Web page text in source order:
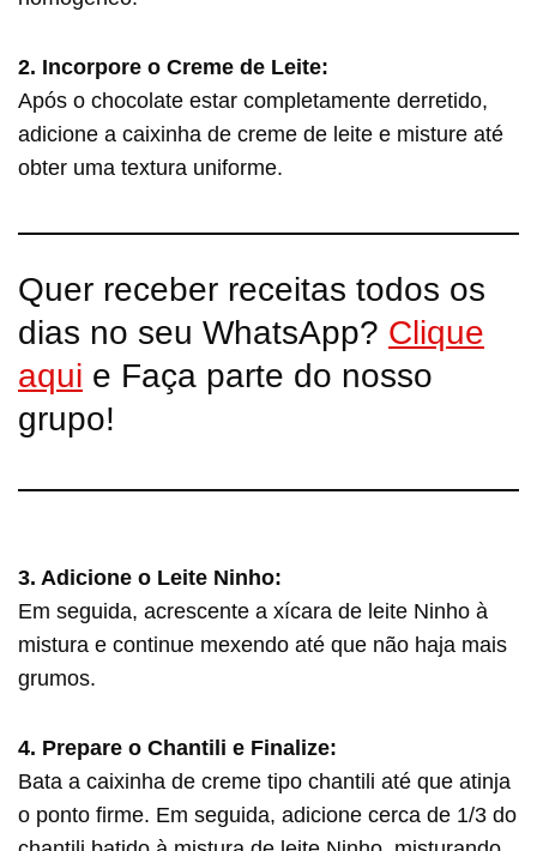
2. Incorpore o Creme de Leite:
Após o chocolate estar completamente derretido,
adicione a caixinha de creme de leite e misture até
obter uma textura uniforme.
Quer receber receitas todos os
dias no seu WhatsApp? Clique
aqui e Faça parte do nosso
grupo!
3. Adicione o Leite Ninho:
Em seguida, acrescente a xícara de leite Ninho à
mistura e continue mexendo até que não haja mais
grumos.
4. Prepare o Chantili e Finalize:
Bata a caixinha de creme tipo chantili até que atinja
o ponto firme. Em seguida, adicione cerca de 1/3 do